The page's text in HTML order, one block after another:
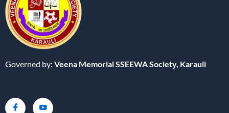
Governed by: Veena Memorial SSEEWA Society, Karauli